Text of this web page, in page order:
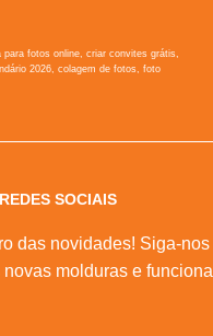
para fotos online, criar convites grátis,
2026, colagem de fotos, foto
SOCIAIS
das novidades! Siga-
molduras e